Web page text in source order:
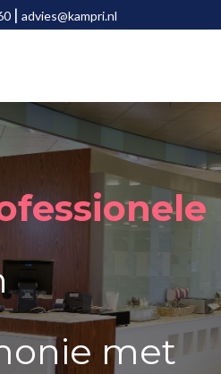
| advies@kampri.nl
met